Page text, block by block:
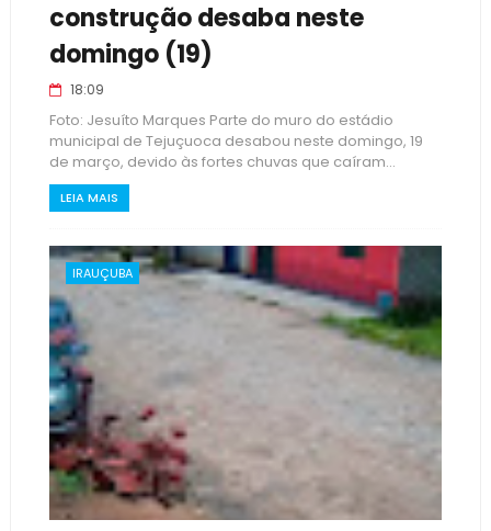
construção desaba neste
domingo (19)
18:09
Foto: Jesuíto Marques Parte do muro do estádio
municipal de Tejuçuoca desabou neste domingo, 19
de março, devido às fortes chuvas que caíram...
LEIA MAIS
IRAUÇUBA